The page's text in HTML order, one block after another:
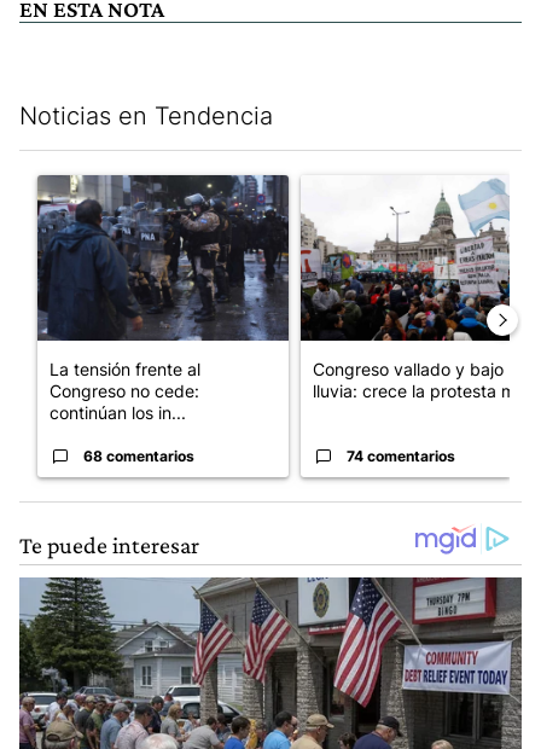
EN ESTA NOTA
Noticias en Tendencia
Un artículo de tendencia con el título "La tensión frente al
La tensión frente al
Congreso no cede:
continúan los in...
68 comentarios
Un artículo de tendencia
Congreso vallado y bajo la
lluvia: crece la protesta mi...
74 comentarios